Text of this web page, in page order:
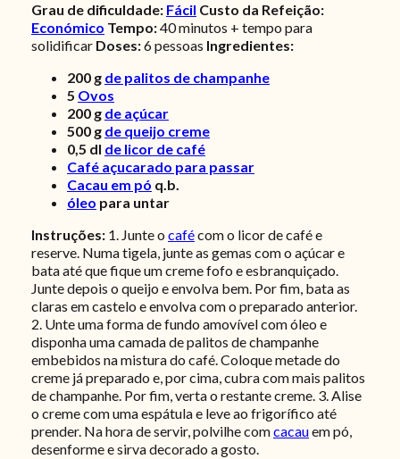
Grau de dificuldade: Fácil Custo da Refeição:
Económico Tempo:40 minutos + tempo para
solidificar Doses:6pessoas Ingredientes:
200 g de palitos de champanhe
5 Ovos
200 g de açúcar
500 g de queijo creme
0,5 dl de licor de café
Café açucarado para passar
Cacau em pó q.b.
óleo para untar
Instruções: 1. Junte o cafécom o licor de café e
reserve. Numa tigela, junte as gemas com o açúcar e
bata até que fique um creme fofo e esbranquiçado.
Junte depois o queijo e envolva bem. Por fim, bata as
claras em castelo e envolva com o preparado anterior.
2. Unte uma forma de fundo amovível com óleo e
disponha uma camada de palitos de champanhe
embebidos na mistura do café. Coloque metade do
creme já preparado e, por cima, cubra com mais palitos
de champanhe. Por fim, verta o restante creme. 3. Alise
o creme com uma espátula e leve ao frigorífico até
prender. Na hora de servir, polvilhe comcacauem pó,
desenforme e sirva decorado a gosto.